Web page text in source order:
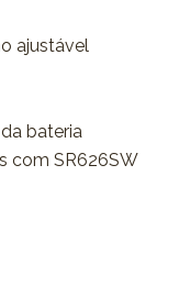
ajustável
bateria
com SR626SW